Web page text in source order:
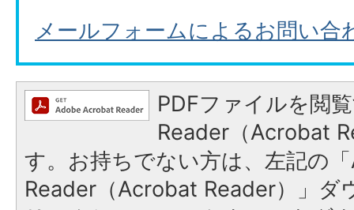
メールフォームによるお問い合
PDFファイルを閲
Reader（Acrobat
す。お持ちでない方は、左記の
Reader（Acrobat Reader）」ダ